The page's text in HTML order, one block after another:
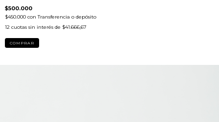
$500.000
$450.000 con Transferencia o depósito
12 cuotas sin interés de $41.666,67
COMPRAR